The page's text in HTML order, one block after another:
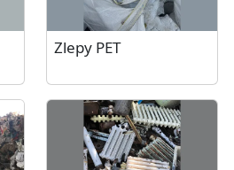
Zlepy PET